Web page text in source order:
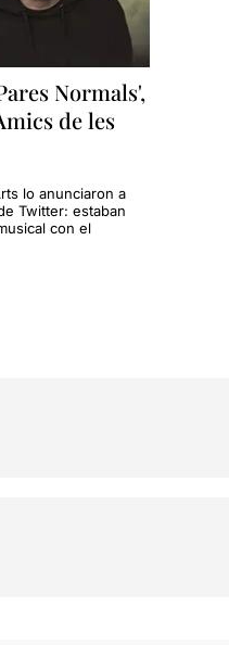
Normals',
de les
lo anunciaron a
Twitter: estaban
con el